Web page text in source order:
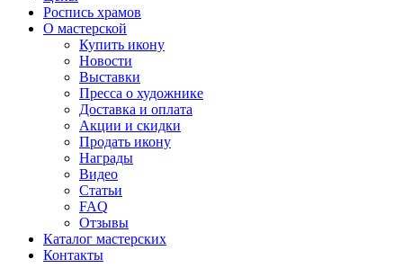
Роспись храмов
О мастерской
Купить икону
Новости
Выставки
Пресса о художнике
Доставка и оплата
Акции и скидки
Продать икону
Награды
Видео
Статьи
FAQ
Отзывы
Каталог мастерских
Контакты